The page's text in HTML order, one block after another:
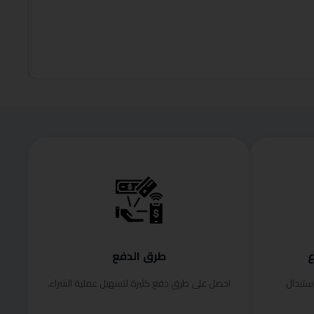
طرق الدفع
احصل على طرق دفع كثيرة لتسهيل عملية الشراء.